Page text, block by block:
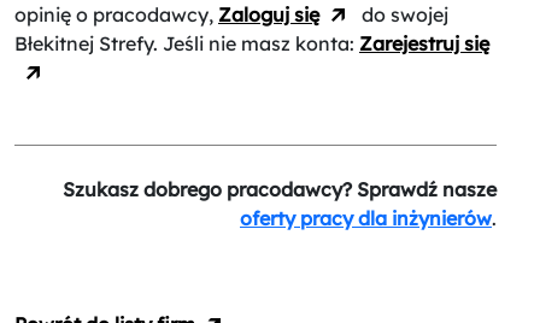
opinię o pracodawcy, Zaloguj się
do swojej
Błekitnej Strefy. Jeśli nie masz konta: Zarejestruj się
Szukasz dobrego pracodawcy? Sprawdź nasze
oferty pracy dla inżynierów.